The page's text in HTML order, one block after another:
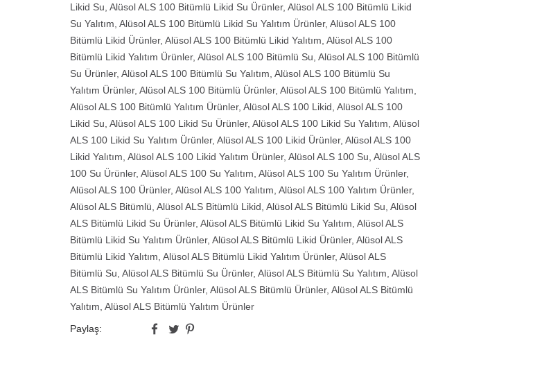
Likid Su Alüsol ALS 100 Bitümlü Likid Su Ürünler, Alüsol ALS 100 Bitümlü Likid
Su Yalıtım Alüsol ALS 100 Bitümlü Likid Su Yalıtım Ürünler, Alüsol ALS 100
Bitümlü Likid Ürünler, Alüsol ALS 100 Bitümlü Likid Yalıtım Alüsol ALS 100
Bitümlü Likid Yalıtım Ürünler, Alüsol ALS 100 Bitümlü Su Alüsol ALS 100 Bitümlü
Su Ürünler, Alüsol ALS 100 Bitümlü Su Yalıtım Alüsol ALS 100 Bitümlü Su
Yalıtım Ürünler, Alüsol ALS 100 Bitümlü Ürünler, Alüsol ALS 100 Bitümlü Yalıtım
Alüsol ALS 100 Bitümlü Yalıtım Ürünler, Alüsol ALS 100 Likid Alüsol ALS 100
Likid Su Alüsol ALS 100 Likid Su Ürünler, Alüsol ALS 100 Likid Su Yalıtım Alüsol
ALS 100 Likid Su Yalıtım Ürünler, Alüsol ALS 100 Likid Ürünler, Alüsol ALS 100
Likid Yalıtım Alüsol ALS 100 Likid Yalıtım Ürünler, Alüsol ALS 100 Su Alüsol ALS
100 Su Ürünler, Alüsol ALS 100 Su Yalıtım Alüsol ALS 100 Su Yalıtım Ürünler,
Alüsol ALS 100 Ürünler, Alüsol ALS 100 Yalıtım Alüsol ALS 100 Yalıtım Ürünler,
Alüsol ALS Bitümlü Alüsol ALS Bitümlü Likid Alüsol ALS Bitümlü Likid Su Alüsol
ALS Bitümlü Likid Su Ürünler, Alüsol ALS Bitümlü Likid Su Yalıtım Alüsol ALS
Bitümlü Likid Su Yalıtım Ürünler, Alüsol ALS Bitümlü Likid Ürünler, Alüsol ALS
Bitümlü Likid Yalıtım Alüsol ALS Bitümlü Likid Yalıtım Ürünler, Alüsol ALS
Bitümlü Su Alüsol ALS Bitümlü Su Ürünler, Alüsol ALS Bitümlü Su Yalıtım Alüsol
ALS Bitümlü Su Yalıtım Ürünler, Alüsol ALS Bitümlü Ürünler, Alüsol ALS Bitümlü
Yalıtım Alüsol ALS Bitümlü Yalıtım Ürünler
Paylaş: